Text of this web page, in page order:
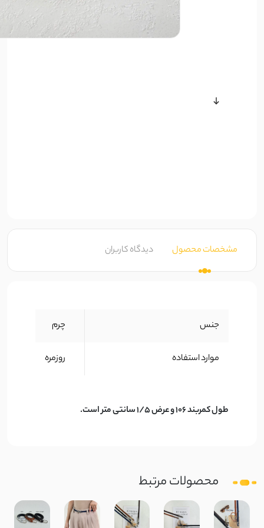
مشخصات محصول دیدگاه کاربران
جنس چرم
موارد استفاده روزمره
طول کمربند 106 و عرض 1/5 سانتی متر است.
محصولات مرتبط